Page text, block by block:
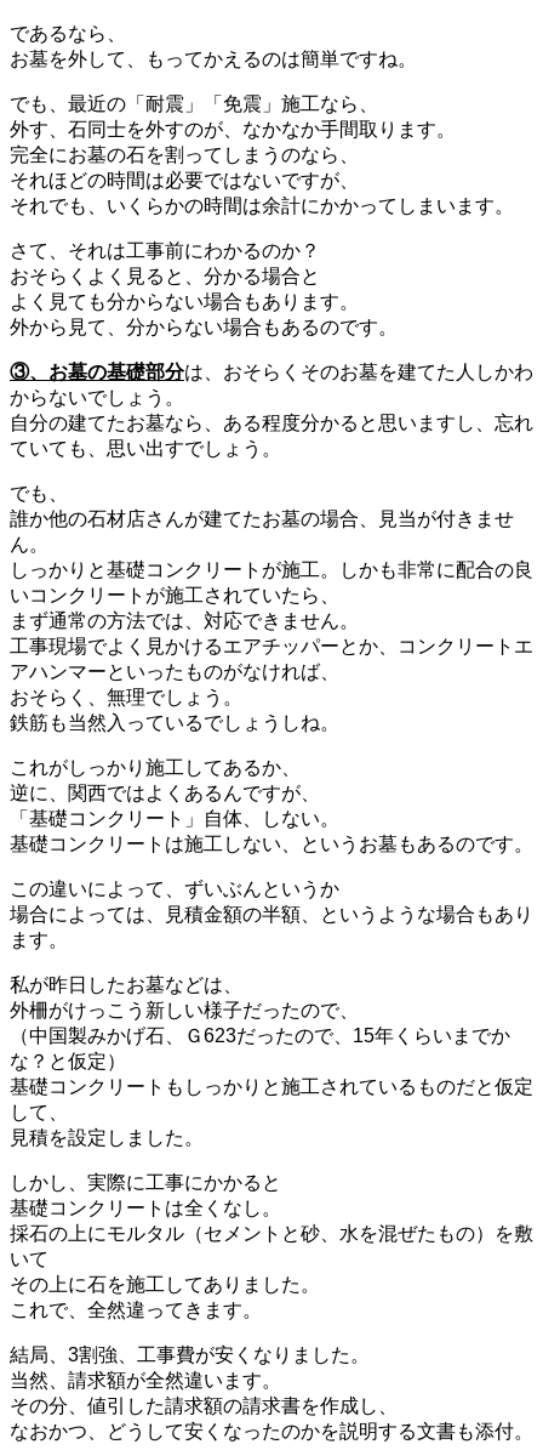
であるなら、
お墓を外して、もってかえるのは簡単ですね。
でも、最近の「耐震」「免震」施工なら、
外す、石同士を外すのが、なかなか手間取ります。
完全にお墓の石を割ってしまうのなら、
それほどの時間は必要ではないですが、
それでも、いくらかの時間は余計にかかってしまいます。
さて、それは工事前にわかるのか？
おそらくよく見ると、分かる場合と
よく見ても分からない場合もあります。
外から見て、分からない場合もあるのです。
③、お墓の基礎部分は、おそらくそのお墓を建てた人しかわ
からないでしょう。
自分の建てたお墓なら、ある程度分かると思いますし、忘れ
ていても、思い出すでしょう。
でも、
誰か他の石材店さんが建てたお墓の場合、見当が付きませ
ん。
しっかりと基礎コンクリートが施工。しかも非常に配合の良
いコンクリートが施工されていたら、
まず通常の方法では、対応できません。
工事現場でよく見かけるエアチッパーとか、コンクリートエ
アハンマーといったものがなければ、
おそらく、無理でしょう。
鉄筋も当然入っているでしょうしね。
これがしっかり施工してあるか、
逆に、関西ではよくあるんですが、
「基礎コンクリート」自体、しない。
基礎コンクリートは施工しない、というお墓もあるのです。
この違いによって、ずいぶんというか
場合によっては、見積金額の半額、というような場合もあり
ます。
私が昨日したお墓などは、
外柵がけっこう新しい様子だったので、
（中国製みかげ石、Ｇ623だったので、15年くらいまでか
な？と仮定）
基礎コンクリートもしっかりと施工されているものだと仮定
して、
見積を設定しました。
しかし、実際に工事にかかると
基礎コンクリートは全くなし。
採石の上にモルタル（セメントと砂、水を混ぜたもの）を敷
いて
その上に石を施工してありました。
これで、全然違ってきます。
結局、3割強、工事費が安くなりました。
当然、請求額が全然違います。
その分、値引した請求額の請求書を作成し、
なおかつ、どうして安くなったのかを説明する文書も添付。